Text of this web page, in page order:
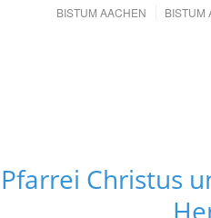
BISTUM AACHEN BISTUM
Pfarrei Christus